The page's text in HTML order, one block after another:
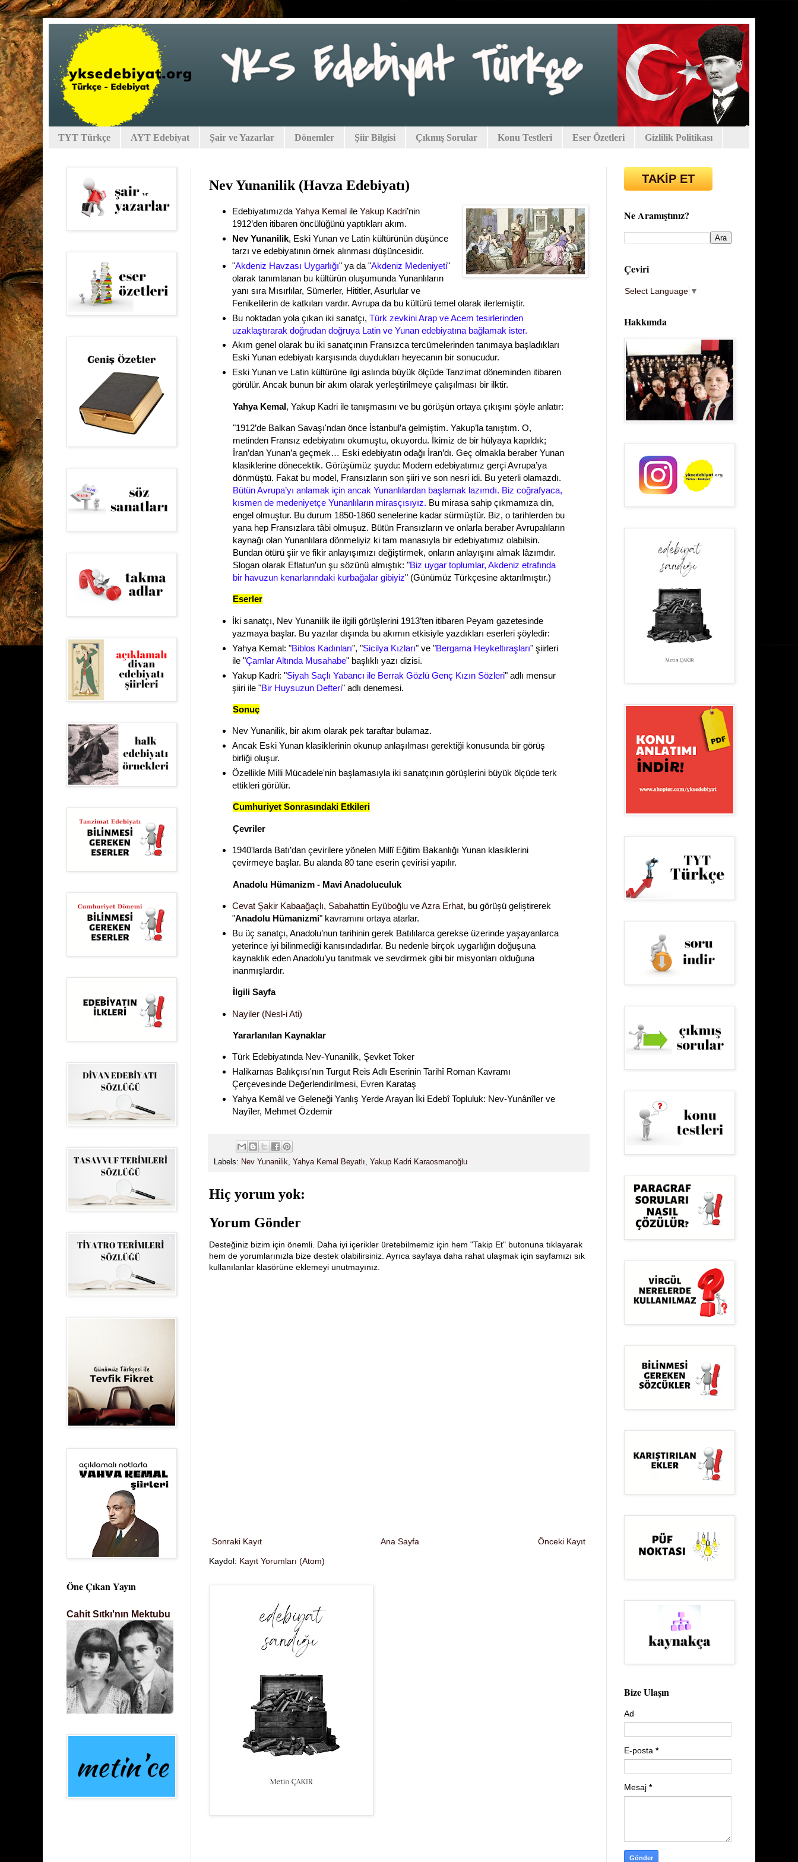
TYT Türkçe AYT Edebiyat Şair ve Yazarlar Dönemler Şiir Bilgisi Çıkmış Sorular Konu Testleri Eser Özetleri Gizlilik Politikası
Nev Yunanilik (Havza Edebiyatı)
Edebiyatımızda Yahya Kemalile Yakup Kadri’nin
1912’den itibaren öncülüğünü yaptıkları akım.
Nev Yunanilik, Eski Yunan ve Latin kültürünün düşünce
tarzı ve edebiyatının örnek alınması düşüncesidir.
"Akdeniz Havzası Uygarlığı" ya da "Akdeniz Medeniyeti"
olarak tanımlanan bu kültürün oluşumunda Yunanlıların
yanı sıra Mısırlılar, Sümerler, Hititler, Asurlular ve
Fenikelilerin de katkıları vardır. Avrupa da bu kültürü temel olarak ilerlemiştir.
Bu noktadan yola çıkan iki sanatçı, Türk zevkini Arap ve Acem tesirlerinden
uzaklaştırarak doğrudan doğruya Latin ve Yunan edebiyatına bağlamak ister.
Akım genel olarak bu iki sanatçının Fransızca tercümelerinden tanımaya başladıkları
Eski Yunan edebiyatı karşısında duydukları heyecanın bir sonucudur.
Eski Yunan ve Latin kültürüne ilgi aslında büyük ölçüde Tanzimat döneminden itibaren
görülür. Ancak bunun bir akım olarak yerleştirilmeye çalışılması bir ilktir.
Yahya Kemal, Yakup Kadri ile tanışmasını ve bu görüşün ortaya çıkışını şöyle anlatır:
"1912’de Balkan Savaşı'ndan önce İstanbul’a gelmiştim. Yakup’la tanıştım. O,
metinden Fransız edebiyatını okumuştu, okuyordu. İkimiz de bir hülyaya kapıldık;
İran’dan Yunan’a geçmek… Eski edebiyatın odağı İran’dı. Geç olmakla beraber Yunan
klasiklerine dönecektik. Görüşümüz şuydu: Modern edebiyatımız gerçi Avrupa’ya
dönmüştü. Fakat bu model, Fransızların son şiiri ve son nesri idi. Bu yeterli olamazdı.
Bütün Avrupa’yı anlamak için ancak Yunanlılardan başlamak lazımdı. Biz coğrafyaca,
kısmen de medeniyetçe Yunanlıların mirasçısıyız. Bu mirasa sahip çıkmamıza din,
engel olmuştur. Bu durum 1850-1860 senelerine kadar sürmüştür. Biz, o tarihlerden bu
yana hep Fransızlara tâbi olmuşuz. Bütün Fransızların ve onlarla beraber Avrupalıların
kaynağı olan Yunanlılara dönmeliyiz ki tam manasıyla bir edebiyatımız olabilsin.
Bundan ötürü şiir ve fikir anlayışımızı değiştirmek, onların anlayışını almak lâzımdır.
Slogan olarak Eflatun’un şu sözünü almıştık: "Biz uygar toplumlar, Akdeniz etrafında
bir havuzun kenarlarındaki kurbağalar gibiyiz" (Günümüz Türkçesine aktarılmıştır.)
Eserler
İki sanatçı, Nev Yunanilik ile ilgili görüşlerini 1913’ten itibaren Peyam gazetesinde
yazmaya başlar. Bu yazılar dışında bu akımın etkisiyle yazdıkları eserleri şöyledir:
Yahya Kemal: "Biblos Kadınları", "Sicilya Kızları" ve "Bergama Heykeltıraşları" şiirleri
ile "Çamlar Altında Musahabe" başlıklı yazı dizisi.
Yakup Kadri: "Siyah Saçlı Yabancı ile Berrak Gözlü Genç Kızın Sözleri" adlı mensur
şiiri ile "Bir Huysuzun Defteri" adlı denemesi.
Sonuç
Nev Yunanilik, bir akım olarak pek taraftar bulamaz.
Ancak Eski Yunan klasiklerinin okunup anlaşılması gerektiği konusunda bir görüş
birliği oluşur.
Özellikle Milli Mücadele'nin başlamasıyla iki sanatçının görüşlerini büyük ölçüde terk
ettikleri görülür.
Cumhuriyet Sonrasındaki Etkileri
Çevriler
1940'larda Batı’dan çevirilere yönelen Millî Eğitim Bakanlığı Yunan klasiklerini
çevirmeye başlar. Bu alanda 80 tane eserin çevirisi yapılır.
Anadolu Hümanizm - Mavi Anadoluculuk
Cevat Şakir Kabaağaçlı, Sabahattin EyüboğluveAzra Erhat, bu görüşü geliştirerek
"Anadolu Hümanizmi" kavramını ortaya atarlar.
Bu üç sanatçı, Anadolu’nun tarihinin gerek Batılılarca gerekse üzerinde yaşayanlarca
yeterince iyi bilinmediği kanısındadırlar. Bu nedenle birçok uygarlığın doğuşuna
kaynaklık eden Anadolu’yu tanıtmak ve sevdirmek gibi bir misyonları olduğuna
inanmışlardır.
İlgili Sayfa
Nayiler (Nesl-i Ati)
Yararlanılan Kaynaklar
Türk Edebiyatında Nev-Yunanilik, Şevket Toker
Halikarnas Balıkçısı'nın Turgut Reis Adlı Eserinin Tarihî Roman Kavramı
Çerçevesinde Değerlendirilmesi, Evren Karataş
Yahya Kemâl ve Geleneği Yanlış Yerde Arayan İki Edebî Topluluk: Nev-Yunânîler ve
Nayîler, Mehmet Özdemir
Labels: Nev Yunanilik, Yahya Kemal Beyatlı, Yakup Kadri Karaosmanoğlu
Hiç yorum yok:
Yorum Gönder
Desteğiniz bizim için önemli. Daha iyi içerikler üretebilmemiz için hem "Takip Et" butonuna tıklayarak
hem de yorumlarınızla bize destek olabilirsiniz. Ayrıca sayfaya daha rahat ulaşmak için sayfamızı sık
kullanılanlar klasörüne eklemeyi unutmayınız.
Sonraki Kayıt Önceki Kayıt
Ana Sayfa
Kaydol: Kayıt Yorumları (Atom)
Öne Çıkan Yayın
Cahit Sıtkı'nın Mektubu
TAKİP ET
Ne Aramıştınız?
Çeviri
Select Language ▼
Hakkımda
Bize Ulaşın
Ad
E-posta *
Mesaj *